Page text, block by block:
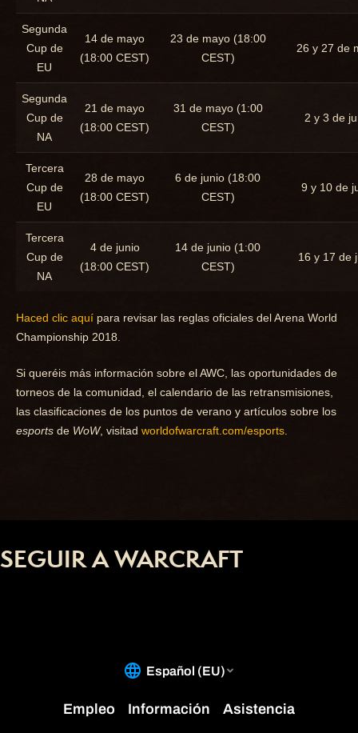
Segunda
Cup de
EU
14 de mayo
(18:00 CEST)
23 de mayo (18:00
CEST)
26 y 27 de
Segunda
Cup de
NA
21 de mayo
(18:00 CEST)
31 de mayo (1:00
CEST)
2 y 3 de
Tercera
Cup de
EU
28 de mayo
(18:00 CEST)
6 de junio (18:00
CEST)
9 y 10 de
Tercera
Cup de
NA
4 de junio
(18:00 CEST)
14 de junio (1:00
CEST)
16 y 17 de
Haced clic aquí para revisar las reglas oficiales del Arena World
Championship 2018.
Si queréis más información sobre el AWC, las oportunidades de
torneos de la comunidad, el calendario de las retransmisiones,
las clasificaciones de los puntos de verano y artículos sobre los
esports de WoW, visitad worldofwarcraft.com/esports
SEGUIR A WARCRAFT